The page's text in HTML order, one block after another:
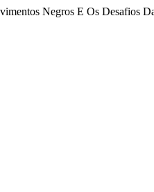
Negros E Os Desafios